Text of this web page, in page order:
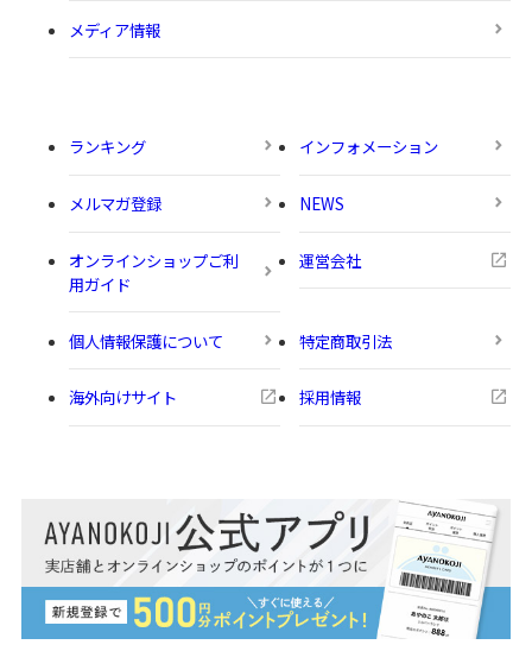
メディア情報
ランキング インフォメーション
メルマガ登録 NEWS
オンラインショップご利
用ガイド
運営会社
個人情報保護について 特定商取引法
海外向けサイト 採用情報